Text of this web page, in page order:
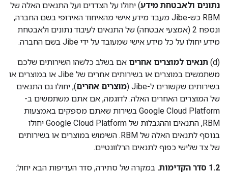
נתונים ולאבטחת מידע) יחולו על הצדדים ועל התנאים האלה של
RBM כש-Jibe מעבד מידע אישי מהאיחוד האירופי בשם החברה,
ונספח 2 (אמצעי אבטחה) של התנאים לעיבוד נתונים ולאבטחת
מידע יחולו על כל מידע אישי שמעובד על ידי Jibe בשם החברה.
‫(d) תנאים למוצרים אחרים אם בשלב כלשהו השירותים שלכם
משתמשים במוצרים או בשירותים אחרים של Jibe או במוצרים או
בשירותים שקשורים ל-Jibe (
מוצרים אחרים), יחולו גם התנאים
של המוצרים האחרים האלה. לדוגמה, אם אתם משתמשים ב-
Google Cloud Platform בשירות שאתם מספקים באמצעות
RBM, התנאים וההגבלות של Google Cloud Platform יחולו
בנוסף לתנאים האלה של RBM. השימוש במוצרים או בשירותים
של צד שלישי כפוף לתנאים הרלוונטיים.
‫1.2 סדר הקדימות. במקרה של סתירה, סדר העדיפות הבא יחול: